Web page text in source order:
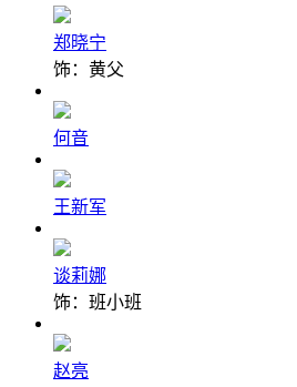
郑晓宁
饰：黄父
何音
王新军
谈莉娜
饰：班小班
赵亮